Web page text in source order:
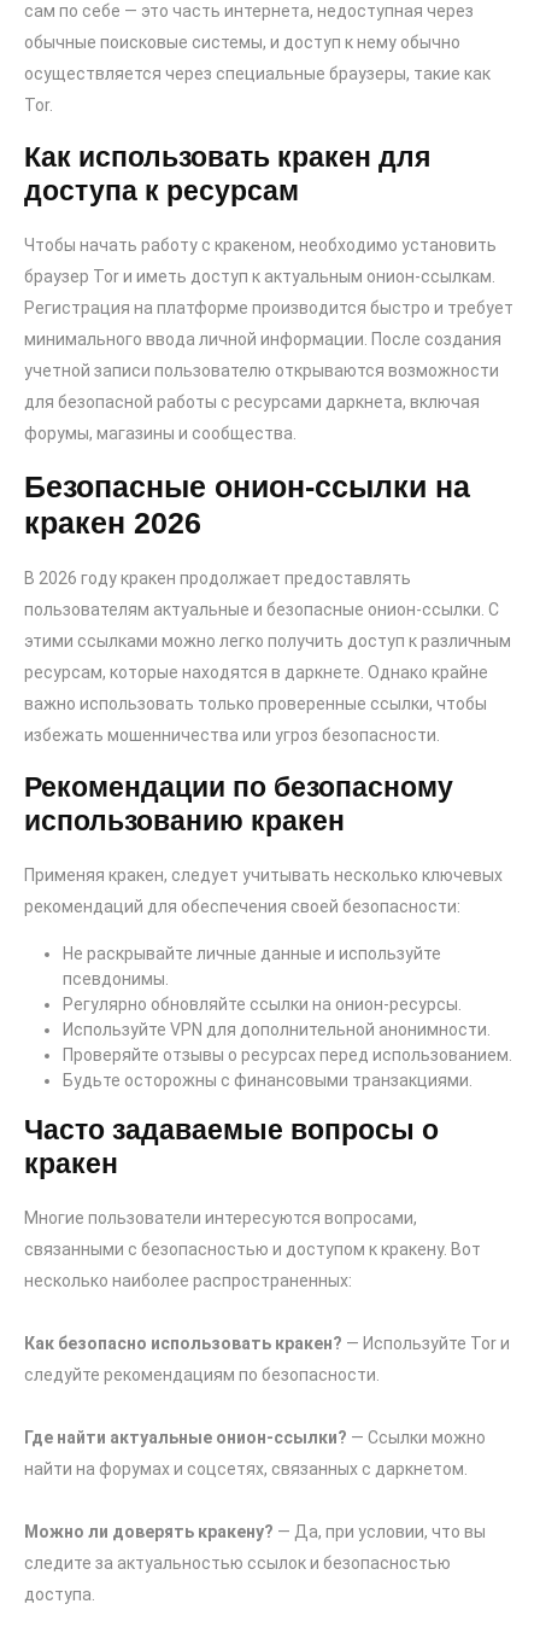
сам по себе — это часть интернета, недоступная через
обычные поисковые системы, и доступ к нему обычно
осуществляется через специальные браузеры, такие как
Tor.
Как использовать кракен для
доступа к ресурсам
Чтобы начать работу с кракеном, необходимо установить
браузер Tor и иметь доступ к актуальным онион-ссылкам.
Регистрация на платформе производится быстро и требует
минимального ввода личной информации. После создания
учетной записи пользователю открываются возможности
для безопасной работы с ресурсами даркнета, включая
форумы, магазины и сообщества.
Безопасные онион-ссылки на
кракен 2026
В 2026 году кракен продолжает предоставлять
пользователям актуальные и безопасные онион-ссылки. С
этими ссылками можно легко получить доступ к различным
ресурсам, которые находятся в даркнете. Однако крайне
важно использовать только проверенные ссылки, чтобы
избежать мошенничества или угроз безопасности.
Рекомендации по безопасному
использованию кракен
Применяя кракен, следует учитывать несколько ключевых
рекомендаций для обеспечения своей безопасности:
Не раскрывайте личные данные и используйте
псевдонимы.
Регулярно обновляйте ссылки на онион-ресурсы.
Используйте VPN для дополнительной анонимности.
Проверяйте отзывы о ресурсах перед использованием.
Будьте осторожны с финансовыми транзакциями.
Часто задаваемые вопросы о
кракен
Многие пользователи интересуются вопросами,
связанными с безопасностью и доступом к кракену. Вот
несколько наиболее распространенных:
Как безопасно использовать кракен? — Используйте Tor и
следуйте рекомендациям по безопасности.
Где найти актуальные онион-ссылки? — Ссылки можно
найти на форумах и соцсетях, связанных с даркнетом.
Можно ли доверять кракену? — Да, при условии, что вы
следите за актуальностью ссылок и безопасностью
доступа.